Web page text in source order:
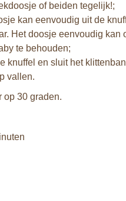
of beiden tegelijk!;
kan eenvoudig uit de
Het doosje eenvoudig kan
te behouden;
knuffel en sluit het
vallen.
op 30 graden.